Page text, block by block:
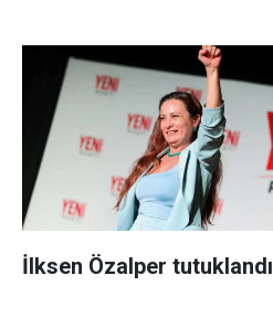
İlksen Özalper tutuklandı